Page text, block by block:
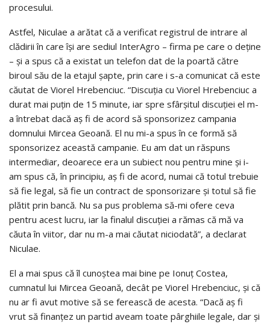
procesului.
Astfel, Niculae a arătat că a verificat registrul de intrare al
clădirii în care îşi are sediul InterAgro – firma pe care o deţine
– şi a spus că a existat un telefon dat de la poartă către
biroul său de la etajul şapte, prin care i s-a comunicat că este
căutat de Viorel Hrebenciuc. “Discuţia cu Viorel Hrebenciuc a
durat mai puţin de 15 minute, iar spre sfârşitul discuţiei el m-
a întrebat dacă aş fi de acord să sponsorizez campania
domnului Mircea Geoană. El nu mi-a spus în ce formă să
sponsorizez această campanie. Eu am dat un răspuns
intermediar, deoarece era un subiect nou pentru mine şi i-
am spus că, în principiu, aş fi de acord, numai că totul trebuie
să fie legal, să fie un contract de sponsorizare şi totul să fie
plătit prin bancă. Nu sa pus problema să-mi ofere ceva
pentru acest lucru, iar la finalul discuţiei a rămas că mă va
căuta în viitor, dar nu m-a mai căutat niciodată”, a declarat
Niculae.
El a mai spus că îl cunoştea mai bine pe Ionuţ Costea,
cumnatul lui Mircea Geoană, decât pe Viorel Hrebenciuc, şi că
nu ar fi avut motive să se ferească de acesta. “Dacă aş fi
vrut să finanţez un partid aveam toate pârghiile legale, dar şi